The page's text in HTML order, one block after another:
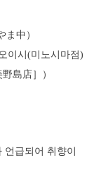
中）
이시(미노시마점)
島店］）
급되어 취향이